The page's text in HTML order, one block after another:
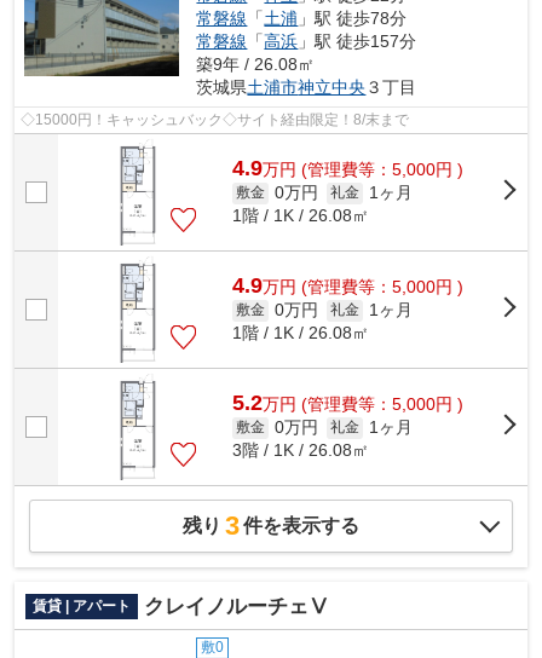
常磐線 「土浦 」駅 徒歩78分
常磐線 「高浜 」駅 徒歩157分
築9年 / 26.08㎡
茨城県土浦市神立中央 ３丁目
◇15000円！キャッシュバック◇サイト経由限定！8/末まで
4.9万円 (管理費等：5,000円 )
敷金 0万円 礼金
1ヶ月
1階 / 1K / 26.08㎡
4.9万円 (管理費等：5,000円 )
敷金 0万円 礼金
1ヶ月
1階 / 1K / 26.08㎡
5.2万円 (管理費等：5,000円 )
敷金 0万円 礼金
1ヶ月
3階 / 1K / 26.08㎡
残り 3件を表示する
賃貸 | アパート クレイノルーチェⅤ
敷0